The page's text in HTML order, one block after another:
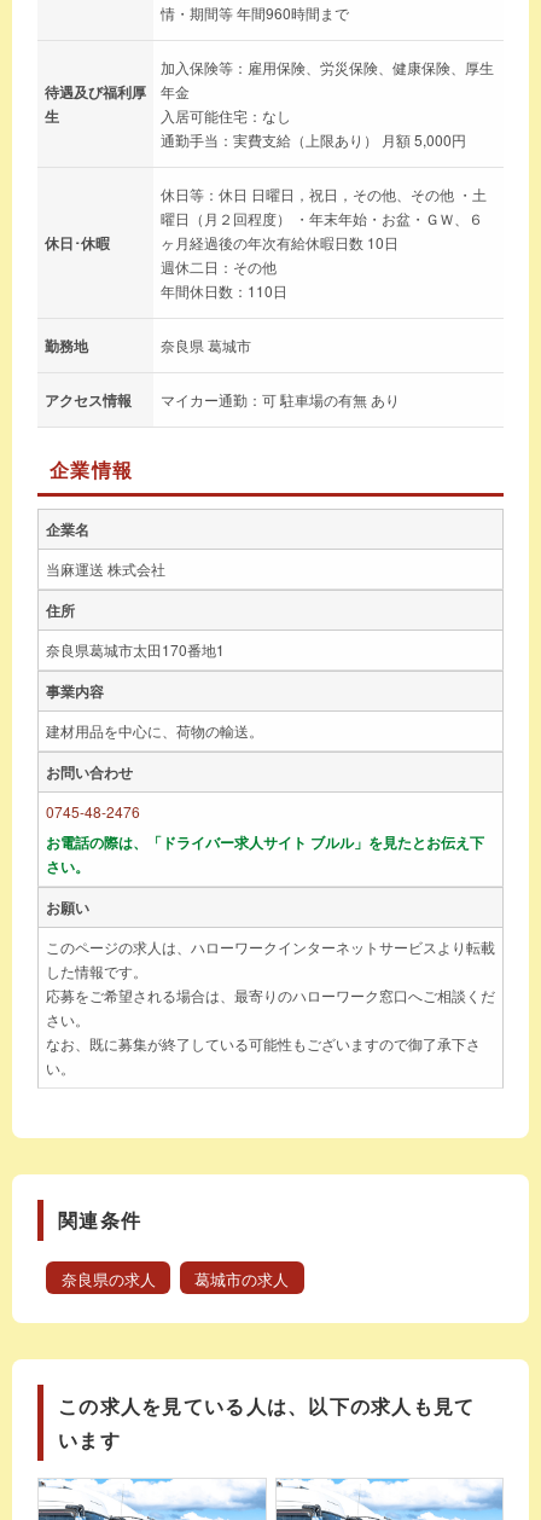
情・期間等 年間960時間まで
待遇及び福利厚
生
加入保険等：雇用保険、労災保険、健康保険、厚生
年金
入居可能住宅：なし
通勤手当：実費支給（上限あり） 月額 5,000円
休日･休暇
休日等：休日 日曜日，祝日，その他、その他 ・土
曜日（月２回程度） ・年末年始・お盆・ＧＷ、６
ヶ月経過後の年次有給休暇日数 10日
週休二日：その他
年間休日数：110日
勤務地 奈良県 葛城市
アクセス情報 マイカー通勤：可 駐車場の有無 あり
企業情報
企業名
当麻運送 株式会社
住所
奈良県葛城市太田170番地1
事業内容
建材用品を中心に、荷物の輸送。
お問い合わせ
0745-48-2476
お電話の際は、「ドライバー求人サイト ブルル」を見たとお伝え下
さい。
お願い
このページの求人は、ハローワークインターネットサービスより転載
した情報です。
応募をご希望される場合は、最寄りのハローワーク窓口へご相談くだ
さい。
なお、既に募集が終了している可能性もございますので御了承下さ
い。
関連条件
奈良県の求人 葛城市の求人
この求人を見ている人は、以下の求人も見て
います